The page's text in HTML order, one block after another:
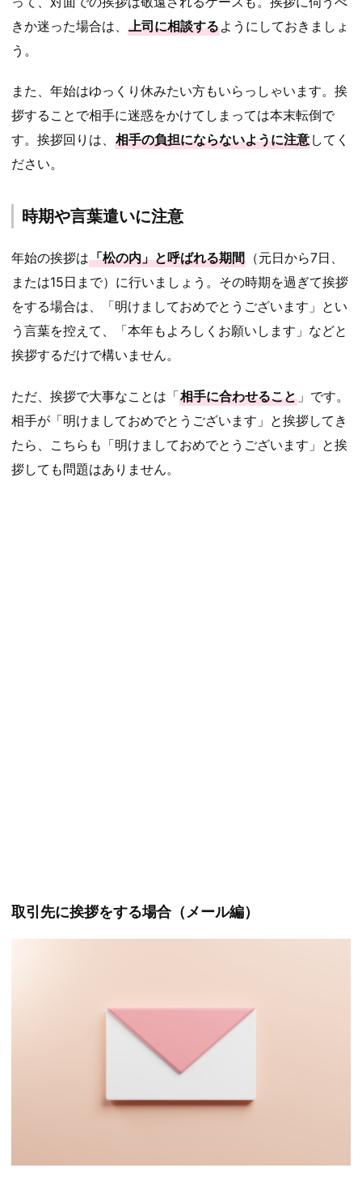
きか迷った場合は、 上司に相談するようにしておきましょ
う。
また、年始はゆっくり休みたい方もいらっしゃいます。挨
拶することで相手に迷惑をかけてしまっては本末転倒で
す。挨拶回りは、 相手の負担にならないように注意 してく
ださい。
時期や言葉遣いに注意
年始の挨拶は「松の内」と呼ばれる期間
（元日から7日、
または15日まで）に行いましょう。その時期を過ぎて挨拶
をする場合は、「明けましておめでとうございます」とい
う言葉を控えて、「本年もよろしくお願いします」などと
挨拶するだけで構いません。
ただ、挨拶で大事なことは「相手に合わせること 」です。
相手が「明けましておめでとうございます」と挨拶してき
たら、こちらも「明けましておめでとうございます」と挨
拶しても問題はありません。
取引先に挨拶をする場合（メール編）